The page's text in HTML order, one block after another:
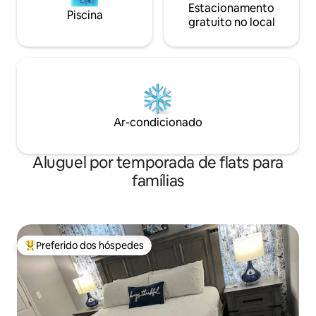
Piscina
Estacionamento
gratuito no local
Ar-condicionado
Aluguel por temporada de flats para
famílias
Entre os melhores preferidos dos hóspedes
Preferido dos hóspedes